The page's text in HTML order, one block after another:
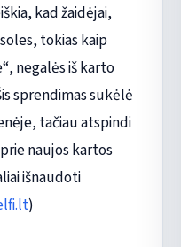
kad žaidėjai,
tokias kaip
negalės iš karto
sprendimas sukėlė
tačiau atspindi
naujos kartos
išnaudoti
)